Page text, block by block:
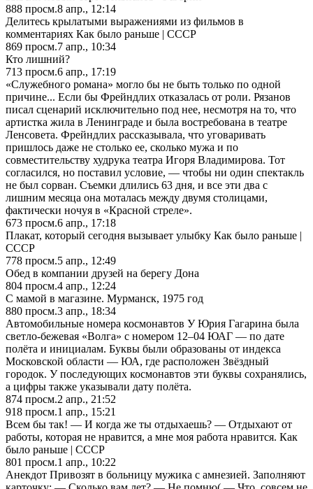
888 просм.8 апр., 12:14
Делитесь крылатыми выражениями из фильмов в
комментариях Как было раньше | СССР
869 просм.7 апр., 10:34
Кто лишний?
713 просм.6 апр., 17:19
«Служебного романа» могло бы не быть только по одной
причине... Если бы Фрейндлих отказалась от роли. Рязанов
писал сценарий исключительно под нее, несмотря на то, что
артистка жила в Ленинграде и была востребована в театре
Ленсовета. Фрейндлих рассказывала, что уговаривать
пришлось даже не столько ее, сколько мужа и по
совместительству худрука театра Игоря Владимирова. Тот
согласился, но поставил условие, — чтобы ни один спектакль
не был сорван. Съемки длились 63 дня, и все эти два с
лишним месяца она моталась между двумя столицами,
фактически ночуя в «Красной стреле».
673 просм.6 апр., 17:18
Плакат, который сегодня вызывает улыбку Как было раньше |
СССР
778 просм.5 апр., 12:49
Обед в компании друзей на берегу Дона
804 просм.4 апр., 12:24
С мамой в магазине. Мурманск, 1975 год
880 просм.3 апр., 18:34
Автомобильные номера космонавтов У Юрия Гагарина была
светло-бежевая «Волга» с номером 12–04 ЮАГ — по дате
полёта и инициалам. Буквы были образованы от индекса
Московской области — ЮА, где расположен Звёздный
городок. У последующих космонавтов эти буквы сохранялись,
а цифры также указывали дату полёта.
874 просм.2 апр., 21:52
918 просм.1 апр., 15:21
Всем бы так! — И когда же ты отдыхаешь? — Отдыхают от
работы, которая не нравится, а мне моя работа нравится. Как
было раньше | СССР
801 просм.1 апр., 10:22
Анекдот Привозят в больницу мужика с амнезией. Заполняют